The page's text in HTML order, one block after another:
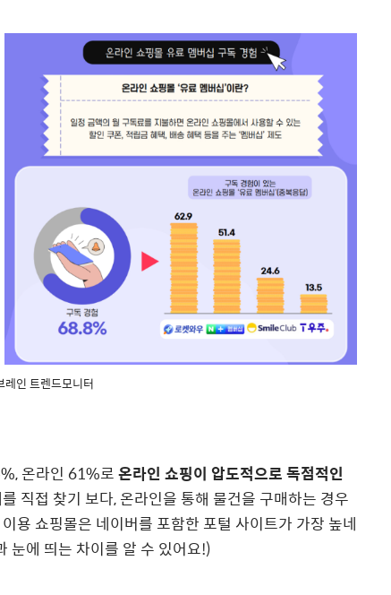
인 트렌드모니터
온라인 61%로온라인 쇼핑이 압도적으로 독점적인
직접 찾기 보다, 온라인을 통해 물건을 구매하는 경우
용 쇼핑몰은 네이버를 포함한 포털 사이트가 가장 높네
눈에 띄는 차이를 알 수 있어요!)